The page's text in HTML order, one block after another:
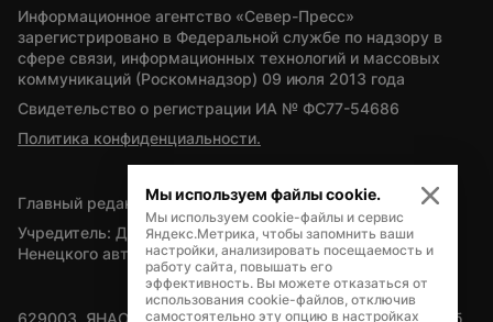
Информационное агентство «Север-Пресс»
зарегистрировано в Федеральной службе по надзору в
сфере связи, информационных технологий и массовых
коммуникаций (Роскомнадзор) 09 июля 2013 года
Свидетельство о регистрации ИА № ФС77-54686
Политика конфиденциальности.
Главный редактор — А.Л. Поздеев
Учредитель: Департамент внутренней политики Ямало-
Ненецкого автономного округа
629003, ЯНАО, Салехард, мкр. Богдана Кнунянца, д.1, каб.
Мы используем файлы cookie.
Мы используем cookie-файлы и сервис
Яндекс.Метрика, чтобы запомнить ваши
настройки, анализировать посещаемость и
работу сайта, повышать его
эффективность. Вы можете отказаться от
использования cookie-файлов, отключив
самостоятельно эту опцию в настройках